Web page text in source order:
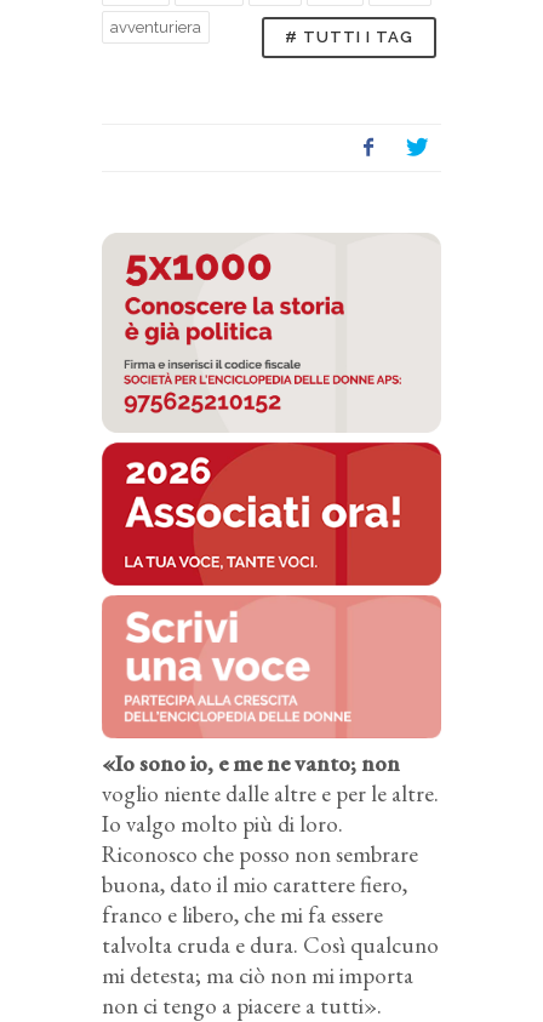
avventuriera
# TUTTI I TAG
«Io sono io, e me ne vanto; non
voglio niente dalle altre e per le altre.
Io valgo molto più di loro.
Riconosco che posso non sembrare
buona, dato il mio carattere fiero,
franco e libero, che mi fa essere
talvolta cruda e dura. Così qualcuno
mi detesta; ma ciò non mi importa
non ci tengo a piacere a tutti».